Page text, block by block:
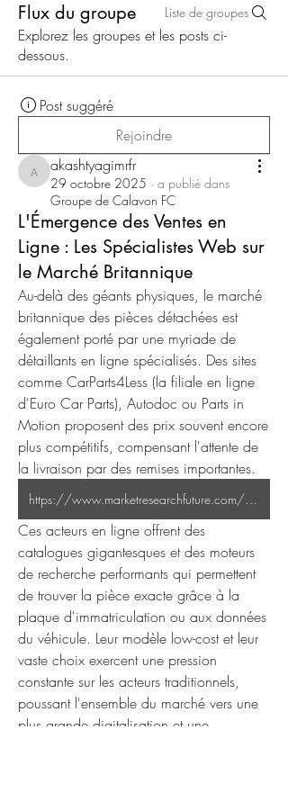
Flux du groupe Liste de groupes
Explorez les groupes et les posts ci-
dessous.
Post suggéré
Rejoindre
akashtyagimrfr
akashtyagimrfr
29 octobre 2025 · a publié dans
Groupe de Calavon FC
L'Émergence des Ventes en
Ligne : Les Spécialistes Web sur
le Marché Britannique
Au-delà des géants physiques, le marché
britannique des pièces détachées est
également porté par une myriade de
détaillants en ligne spécialisés. Des sites
comme CarParts4Less (la filiale en ligne
d'Euro Car Parts), Autodoc ou Parts in
Motion proposent des prix souvent encore
plus compétitifs, compensant l'attente de
la livraison par des remises importantes.
https://www.marketresearchfuture.com/reports/uk-auto-parts-market-47090
Ces acteurs en ligne offrent des
catalogues gigantesques et des moteurs
de recherche performants qui permettent
de trouver la pièce exacte grâce à la
plaque d'immatriculation ou aux données
du véhicule. Leur modèle low-cost et leur
vaste choix exercent une pression
constante sur les acteurs traditionnels,
poussant l'ensemble du marché vers une
plus grande digitalisation et une